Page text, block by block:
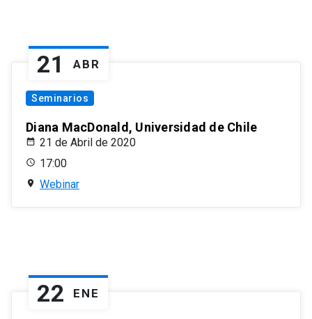
21 ABR
Seminarios
Diana MacDonald, Universidad de Chile
21 de Abril de 2020
17:00
Webinar
22 ENE